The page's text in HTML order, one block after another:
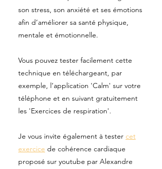
son stress, son anxiété et ses émotions
afin d’améliorer sa santé physique,
mentale et émotionnelle.
Vous pouvez tester facilement cette
technique en téléchargeant, par
exemple, l’application 'Calm' sur votre
téléphone et en suivant gratuitement
les 'Exercices de respiration'.
Je vous invite également à tester cet
exercice de cohérence cardiaque
proposé sur youtube par Alexandre